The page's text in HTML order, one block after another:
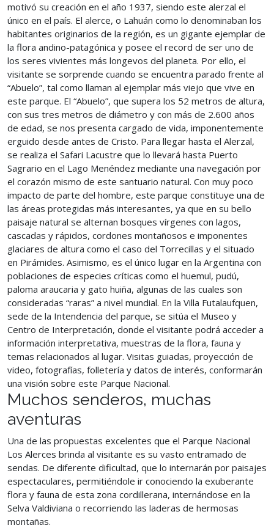
motivó su creación en el año 1937, siendo este alerzal el
único en el país. El alerce, o Lahuán como lo denominaban los
habitantes originarios de la región, es un gigante ejemplar de
la flora andino-patagónica y posee el record de ser uno de
los seres vivientes más longevos del planeta. Por ello, el
visitante se sorprende cuando se encuentra parado frente al
“Abuelo”, tal como llaman al ejemplar más viejo que vive en
este parque. El “Abuelo”, que supera los 52 metros de altura,
con sus tres metros de diámetro y con más de 2.600 años
de edad, se nos presenta cargado de vida, imponentemente
erguido desde antes de Cristo. Para llegar hasta el Alerzal,
se realiza el Safari Lacustre que lo llevará hasta Puerto
Sagrario en el Lago Menéndez mediante una navegación por
el corazón mismo de este santuario natural. Con muy poco
impacto de parte del hombre, este parque constituye una de
las áreas protegidas más interesantes, ya que en su bello
paisaje natural se alternan bosques vírgenes con lagos,
cascadas y rápidos, cordones montañosos e imponentes
glaciares de altura como el caso del Torrecillas y el situado
en Pirámides. Asimismo, es el único lugar en la Argentina con
poblaciones de especies críticas como el huemul, pudú,
paloma araucaria y gato huiña, algunas de las cuales son
consideradas “raras” a nivel mundial. En la Villa Futalaufquen,
sede de la Intendencia del parque, se sitúa el Museo y
Centro de Interpretación, donde el visitante podrá acceder a
información interpretativa, muestras de la flora, fauna y
temas relacionados al lugar. Visitas guiadas, proyección de
video, fotografías, folletería y datos de interés, conformarán
una visión sobre este Parque Nacional.
Muchos senderos, muchas
aventuras
Una de las propuestas excelentes que el Parque Nacional
Los Alerces brinda al visitante es su vasto entramado de
sendas. De diferente dificultad, que lo internarán por paisajes
espectaculares, permitiéndole ir conociendo la exuberante
flora y fauna de esta zona cordillerana, internándose en la
Selva Valdiviana o recorriendo las laderas de hermosas
montañas.